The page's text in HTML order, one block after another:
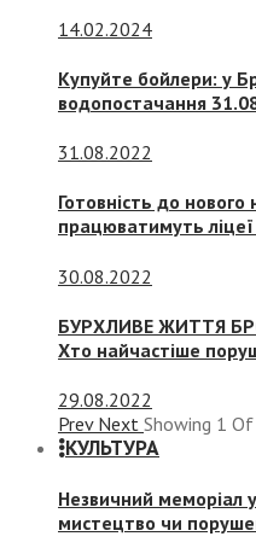
14.02.2024
Купуйте бойлери: у
водопостачання
31.08.2022
Готовність до
працюватимуть
30.08.2022
БУРХЛИВЕ ЖИТТЯ
Хто найчастіше
29.08.2022
Prev Next Showing 1 Of
КУЛЬТУРА
Незвичний меморіал
мистецтво чи